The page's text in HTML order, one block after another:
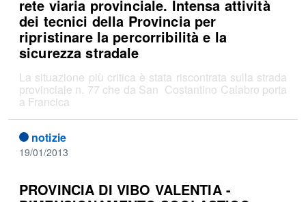
rete viaria provinciale. Intensa attività
dei tecnici della Provincia per
ripristinare la percorribilità e la
sicurezza stradale
La situazione più critica è stata riscontrata sulla strada
provinciale n. 77 che da San Costantino Calabro porta
a Francica
notizie
19/01/2013
PROVINCIA DI VIBO VALENTIA -